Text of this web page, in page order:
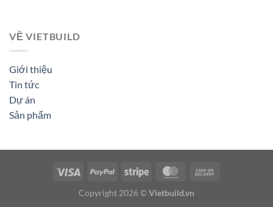
VỀ VIETBUILD
Giới thiệu
Tin tức
Dự án
Sản phẩm
Copyright 2026 ©Vietbuild.vn